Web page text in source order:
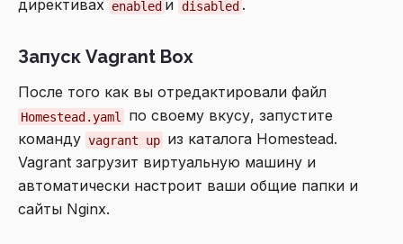
директивах enabled и disabled .
Запуск Vagrant Box
После того как вы отредактировали файл
Homestead.yaml
по своему вкусу, запустите
команду vagrant up из каталога Homestead.
Vagrant загрузит виртуальную машину и
автоматически настроит ваши общие папки и
сайты Nginx.